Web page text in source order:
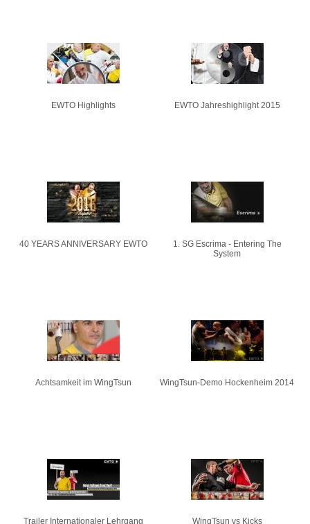
EWTO Highlights EWTO Jahreshighlight 2015
40 YEARS ANNIVERSARY EWTO
1. SG Escrima - Entering The
System
Achtsamkeit im WingTsun WingTsun-Demo Hockenheim 2014
Trailer Internationaler Lehrgang WingTsun vs Kicks